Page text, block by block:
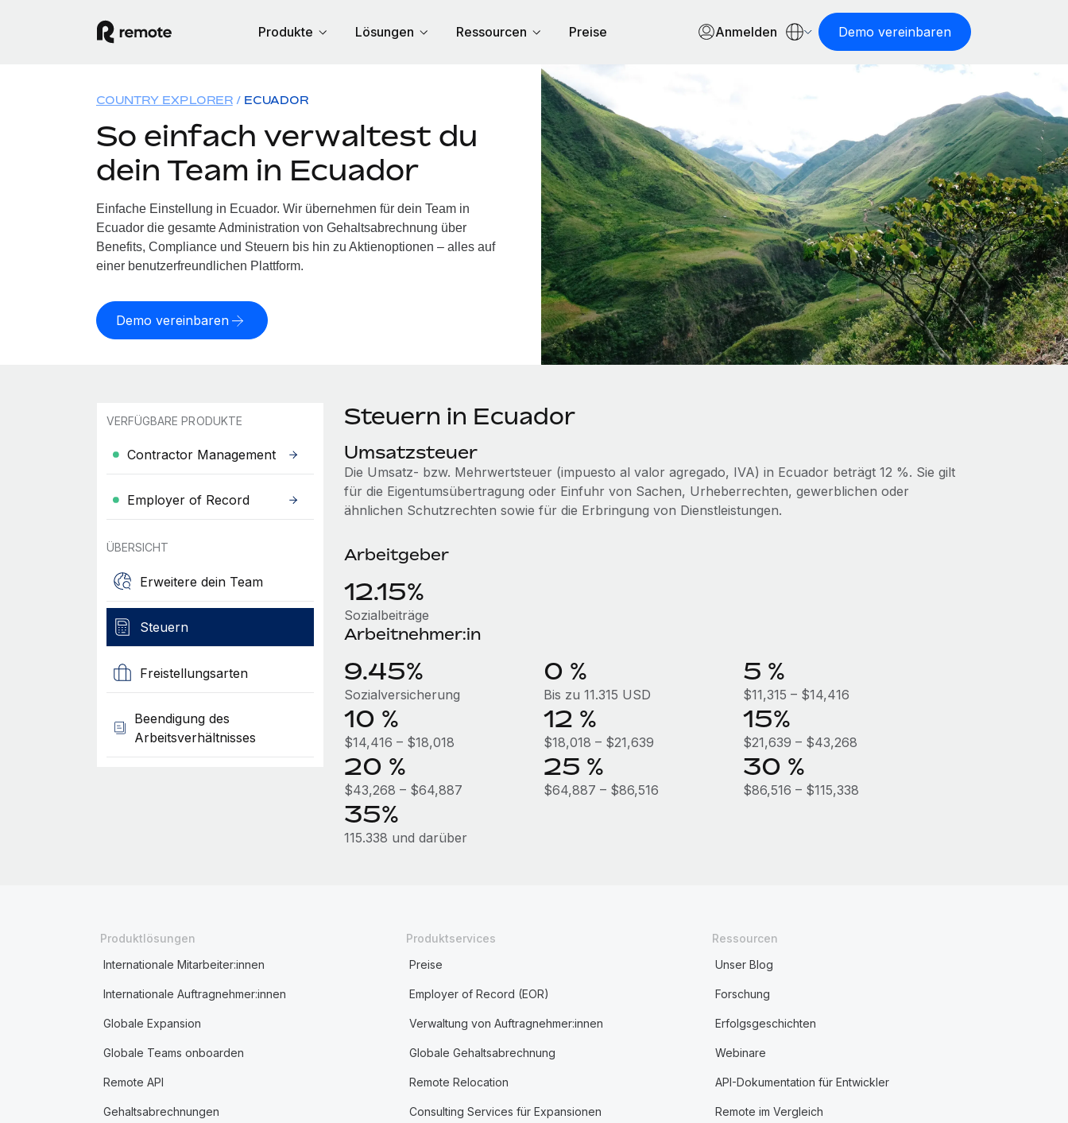
Produkte Lösungen Ressourcen Preise Anmelden Demo vereinbaren
COUNTRY EXPLORER ECUADOR
So einfach verwaltest du
dein Team in Ecuador
Einfache Einstellung in Ecuador. Wir übernehmen für dein Team in
Ecuador die gesamte Administration von Gehaltsabrechnung über
Benefits, Compliance und Steuern bis hin zu Aktienoptionen – alles auf
einer benutzerfreundlichen Plattform.
Demo vereinbaren
VERFÜGBARE PRODUKTE
Contractor Management
Employer of Record
ÜBERSICHT
Erweitere dein Team
Steuern
Freistellungsarten
Beendigung des
Arbeitsverhältnisses
Steuern in Ecuador
Umsatzsteuer
Die Umsatz- bzw. Mehrwertsteuer (impuesto al valor agregado, IVA) in Ecuador beträgt 12 %. Sie gilt
für die Eigentumsübertragung oder Einfuhr von Sachen, Urheberrechten, gewerblichen oder
ähnlichen Schutzrechten sowie für die Erbringung von Dienstleistungen.
Arbeitgeber
12.15%
Sozialbeiträge
Arbeitnehmer:in
9.45%
Sozialversicherung
0 %
Bis zu 11.315 USD
5 %
$11,315 – $14,416
10 %
$14,416 – $18,018
12 %
$18,018 – $21,639
15%
$21,639 – $43,268
20 %
$43,268 – $64,887
25 %
$64,887 – $86,516
30 %
$86,516 – $115,338
35%
115.338 und darüber
Produktlösungen
Internationale Mitarbeiter:innen
Internationale Auftragnehmer:innen
Globale Expansion
Globale Teams onboarden
Remote API
Gehaltsabrechnungen
Produktservices
Preise
Employer of Record (EOR)
Verwaltung von Auftragnehmer:innen
Globale Gehaltsabrechnung
Remote Relocation
Consulting Services für Expansionen
Ressourcen
Unser Blog
Forschung
Erfolgsgeschichten
Webinare
API-Dokumentation für Entwickler
Remote im Vergleich